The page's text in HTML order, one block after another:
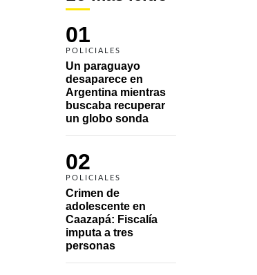
01
POLICIALES
Un paraguayo
desaparece en
Argentina mientras
buscaba recuperar
un globo sonda
02
POLICIALES
Crimen de
adolescente en
Caazapá: Fiscalía
imputa a tres
personas